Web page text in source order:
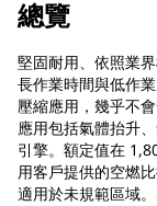
總覽
堅固耐用、依照業
長作業時間與低作
壓縮應用，幾乎不
應用包括氣體抬升
引擎。額定值在
用客戶提供的空燃
適用於未規範區域。